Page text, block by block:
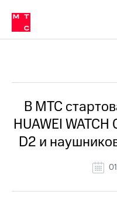
Медиа-центр
и акционерам
Устойчивое развитие
Комплаенс и деловая этика
компании
Карьера
История
компании
Руководство
информация
в МТС
Пресс-
релизы
МТС
о технологиях
В МТС
HUAWEI WATCH
D2 и